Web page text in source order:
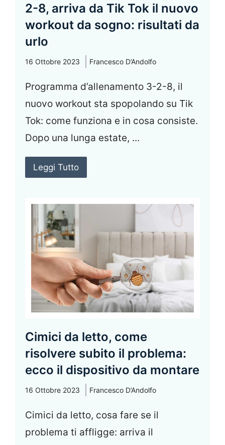
2-8, arriva da Tik Tok il nuovo
workout da sogno: risultati da
urlo
16 Ottobre 2023 Francesco D’Andolfo
Programma d’allenamento 3-2-8, il
nuovo workout sta spopolando su Tik
Tok: come funziona e in cosa consiste.
Dopo una lunga estate, ...
Leggi Tutto
Cimici da letto, come
risolvere subito il problema:
ecco il dispositivo da montare
16 Ottobre 2023 Francesco D’Andolfo
Cimici da letto, cosa fare se il
problema ti affligge: arriva il